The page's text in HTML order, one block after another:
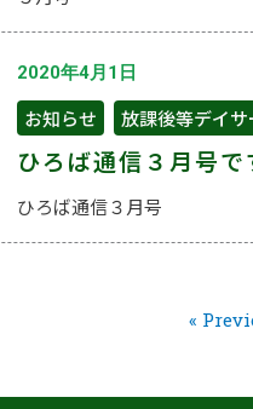
2020年4月1日
お知らせ 放課後等デイ
ひろば通信３月号で
ひろば通信３月号
«